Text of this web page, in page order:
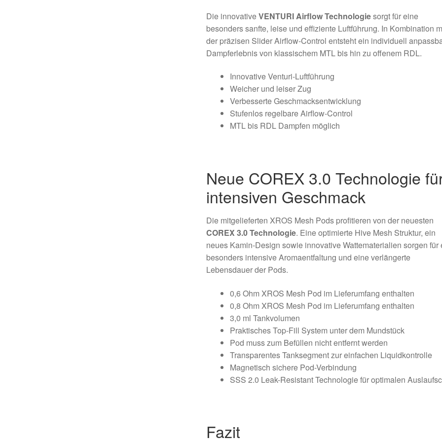
Die innovativeVENTURI Airflow Technologiesorgt für eine
besonders sanfte, leise und effiziente Luftführung. In Kombination
der präzisen Slider Airflow-Control entsteht ein individuell
Dampferlebnis von klassischem MTL bis hin zu offenem RDL.
Innovative Venturi-Luftführung
Weicher und leiser Zug
Verbesserte Geschmacksentwicklung
Stufenlos regelbare Airflow-Control
MTL bis RDL Dampfen möglich
Neue COREX 3.0 Technologie
intensiven Geschmack
Die mitgelieferten XROS Mesh Pods profitieren von der neuesten
COREX 3.0 Technologie. Eine optimierte Hive Mesh Struktur, ein
neues Kamin-Design sowie innovative Wattematerialien sorgen für
besonders intensive Aromaentfaltung und eine verlängerte
Lebensdauer der Pods.
0,6 Ohm XROS Mesh Pod im Lieferumfang enthalten
0,8 Ohm XROS Mesh Pod im Lieferumfang enthalten
3,0 ml Tankvolumen
Praktisches Top-Fill System unter dem Mundstück
Pod muss zum Befüllen nicht entfernt werden
Transparentes Tanksegment zur einfachen Liquidkontrolle
Magnetisch sichere Pod-Verbindung
SSS 2.0 Leak-Resistant Technologie für optimalen
Fazit